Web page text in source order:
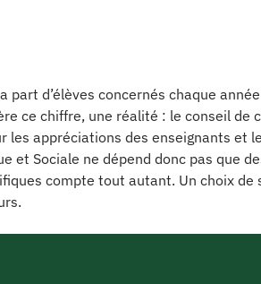
part d’élèves concernés chaque
ce chiffre, une réalité : le conseil de
les appréciations des enseignants et
et Sociale ne dépend donc pas que
compte tout autant. Un choix